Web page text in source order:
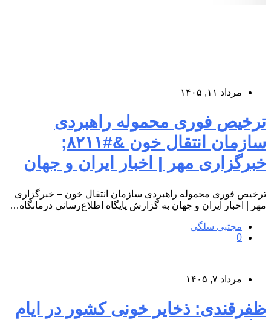
مرداد ۱۱, ۱۴۰۵
ترخیص فوری محموله راهبردی
سازمان انتقال خون &#۸۲۱۱;
خبرگزاری مهر | اخبار ایران و جهان
ترخیص فوری محموله راهبردی سازمان انتقال خون – خبرگزاری
مهر | اخبار ایران و جهان به گزارش پایگاه اطلاع‌رسانی درمانگاه…
مجتبی سلگی
0
مرداد ۷, ۱۴۰۵
ظفرقندی: ذخایر خونی کشور در ایام